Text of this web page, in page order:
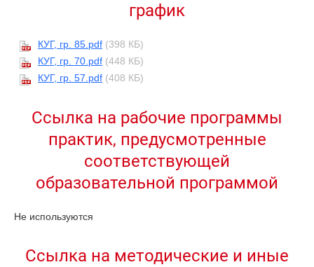
график
КУГ, гр. 85.pdf (398 КБ)
КУГ, гр. 70.pdf (448 КБ)
КУГ, гр. 57.pdf (408 КБ)
Ссылка на рабочие программы
практик, предусмотренные
соответствующей
образовательной программой
Не используются
Ссылка на методические и иные